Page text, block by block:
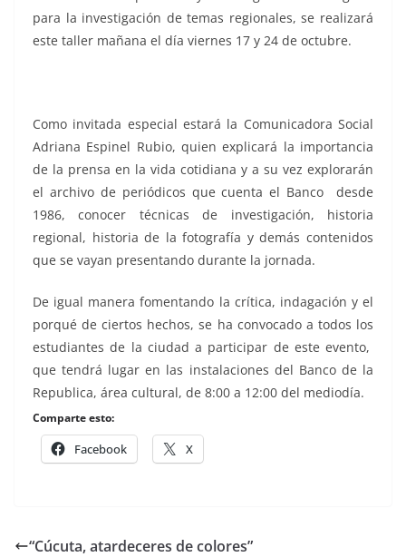
para la investigación de temas regionales, se realizará
este taller mañana el día viernes 17 y 24 de octubre.
Como invitada especial estará la Comunicadora Social
Adriana Espinel Rubio, quien explicará la importancia
de la prensa en la vida cotidiana y a su vez explorarán
el archivo de periódicos que cuenta el Banco desde
1986, conocer técnicas de investigación, historia
regional, historia de la fotografía y demás contenidos
que se vayan presentando durante la jornada.
De igual manera fomentando la crítica, indagación y el
porqué de ciertos hechos, se ha convocado a todos los
estudiantes de la ciudad a participar de este evento,
que tendrá lugar en las instalaciones del Banco de la
Republica, área cultural, de 8:00 a 12:00 del mediodía.
Comparte esto:
Facebook X
“Cúcuta, atardeceres de colores”